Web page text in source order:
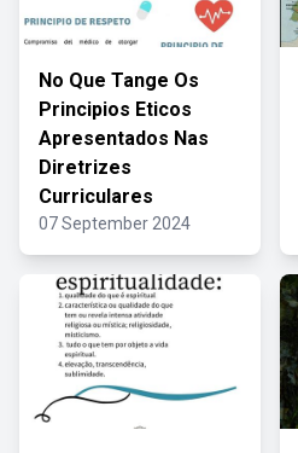
No Que Tange Os
Principios Eticos
Apresentados Nas
Diretrizes
Curriculares
07 September 2024